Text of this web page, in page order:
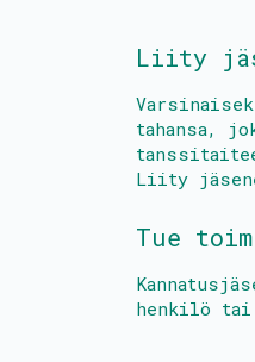
Liity
tahansa,
Liity
Tue
henkilö tai